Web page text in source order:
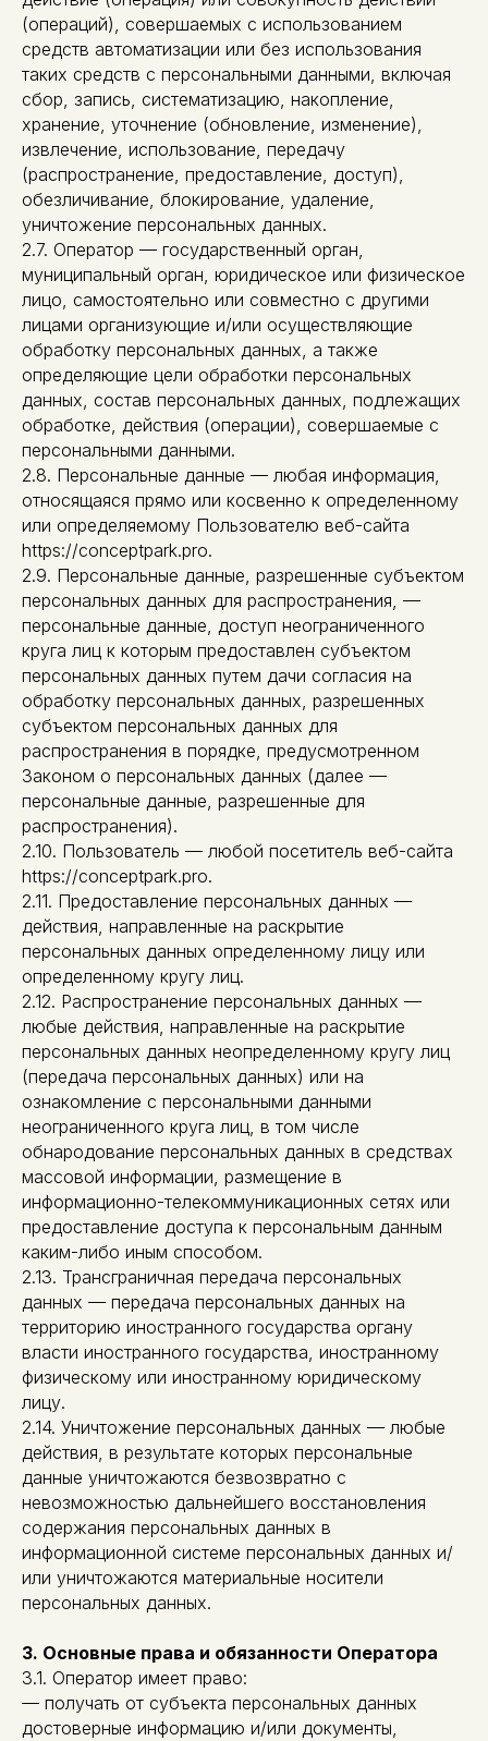
(операций), совершаемых с использованием
средств автоматизации или без использования
таких средств с персональными данными, включая
сбор, запись, систематизацию, накопление,
хранение, уточнение (обновление, изменение),
извлечение, использование, передачу
(распространение, предоставление, доступ),
обезличивание, блокирование, удаление,
уничтожение персональных данных.
2.7. Оператор — государственный орган,
муниципальный орган, юридическое или физическое
лицо, самостоятельно или совместно с другими
лицами организующие и/или осуществляющие
обработку персональных данных, а также
определяющие цели обработки персональных
данных, состав персональных данных, подлежащих
обработке, действия (операции), совершаемые с
персональными данными.
2.8. Персональные данные — любая информация,
относящаяся прямо или косвенно к определенному
или определяемому Пользователю веб-сайта
https://conceptpark.pro.
2.9. Персональные данные, разрешенные субъектом
персональных данных для распространения, —
персональные данные, доступ неограниченного
круга лиц к которым предоставлен субъектом
персональных данных путем дачи согласия на
обработку персональных данных, разрешенных
субъектом персональных данных для
распространения в порядке, предусмотренном
Законом о персональных данных (далее —
персональные данные, разрешенные для
распространения).
2.10. Пользователь — любой посетитель веб-сайта
https://conceptpark.pro.
2.11. Предоставление персональных данных —
действия, направленные на раскрытие
персональных данных определенному лицу или
определенному кругу лиц.
2.12. Распространение персональных данных —
любые действия, направленные на раскрытие
персональных данных неопределенному кругу лиц
(передача персональных данных) или на
ознакомление с персональными данными
неограниченного круга лиц, в том числе
обнародование персональных данных в средствах
массовой информации, размещение в
информационно-телекоммуникационных сетях или
предоставление доступа к персональным данным
каким-либо иным способом.
2.13. Трансграничная передача персональных
данных — передача персональных данных на
территорию иностранного государства органу
власти иностранного государства, иностранному
физическому или иностранному юридическому
лицу.
2.14. Уничтожение персональных данных — любые
действия, в результате которых персональные
данные уничтожаются безвозвратно с
невозможностью дальнейшего восстановления
содержания персональных данных в
информационной системе персональных данных и/
или уничтожаются материальные носители
персональных данных.
3. Основные права и обязанности Оператора
3.1. Оператор имеет право:
— получать от субъекта персональных данных
достоверные информацию и/или документы,